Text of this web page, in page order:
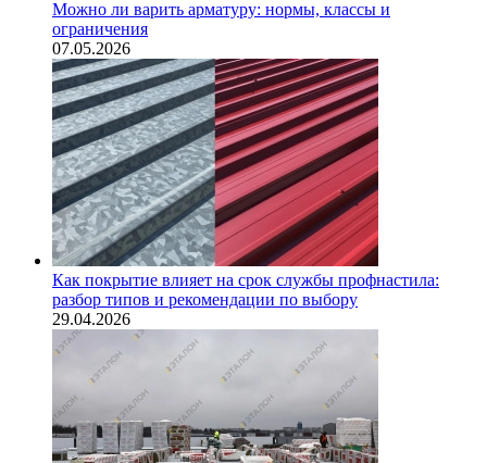
Можно ли варить арматуру: нормы, классы и
ограничения
07.05.2026
Как покрытие влияет на срок службы профнастила:
разбор типов и рекомендации по выбору
29.04.2026